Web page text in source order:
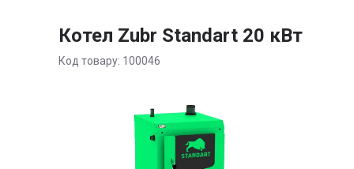
Котел Zubr Standart 20 кВт
Код товару: 100046